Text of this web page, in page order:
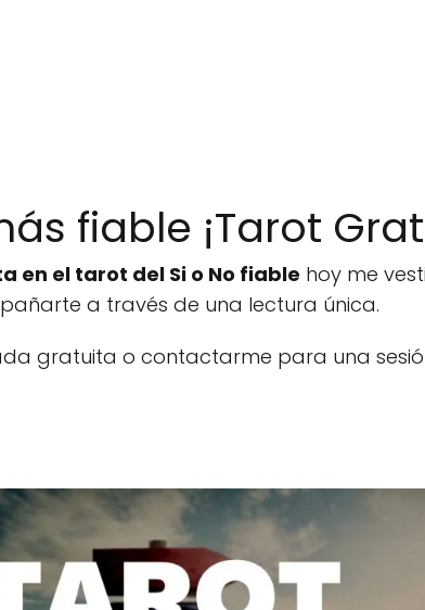
fiable ¡Tarot
en el tarot del Si o No fiable hoy me
a través de una lectura única.
gratuita o contactarme para una